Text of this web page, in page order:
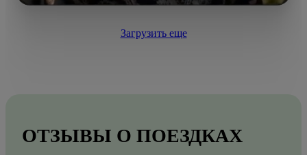
Загрузить еще
ОТЗЫВЫ О ПОЕЗДКАХ